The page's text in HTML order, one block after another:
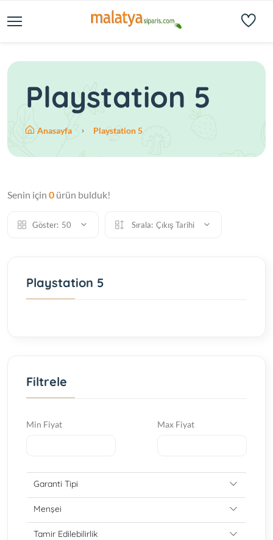
Playstation 5
Anasayfa Playstation 5
Senin için 0 ürün bulduk!
Göster: 50 Sırala: Çıkış Tarihi
Playstation 5
Filtrele
Min Fiyat Max Fiyat
Garanti Tipi
Menşei
Tamir Edilebilirlik